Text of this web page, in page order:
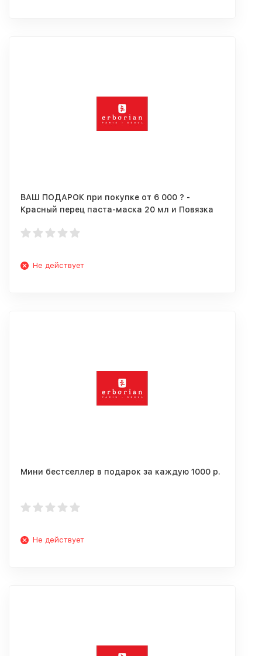
ВАШ ПОДАРОК при покупке от 6 000 ? -
Красный перец паста-маска 20 мл и Повязка
Не действует
Мини бестселлер в подарок за каждую 1000 р.
Не действует